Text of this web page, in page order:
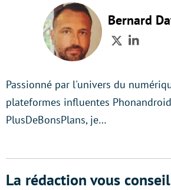
Bernard
Twitter
Passionné par l'univers du
plateformes influentes
PlusDeBonsPlans, je…
La rédaction vous